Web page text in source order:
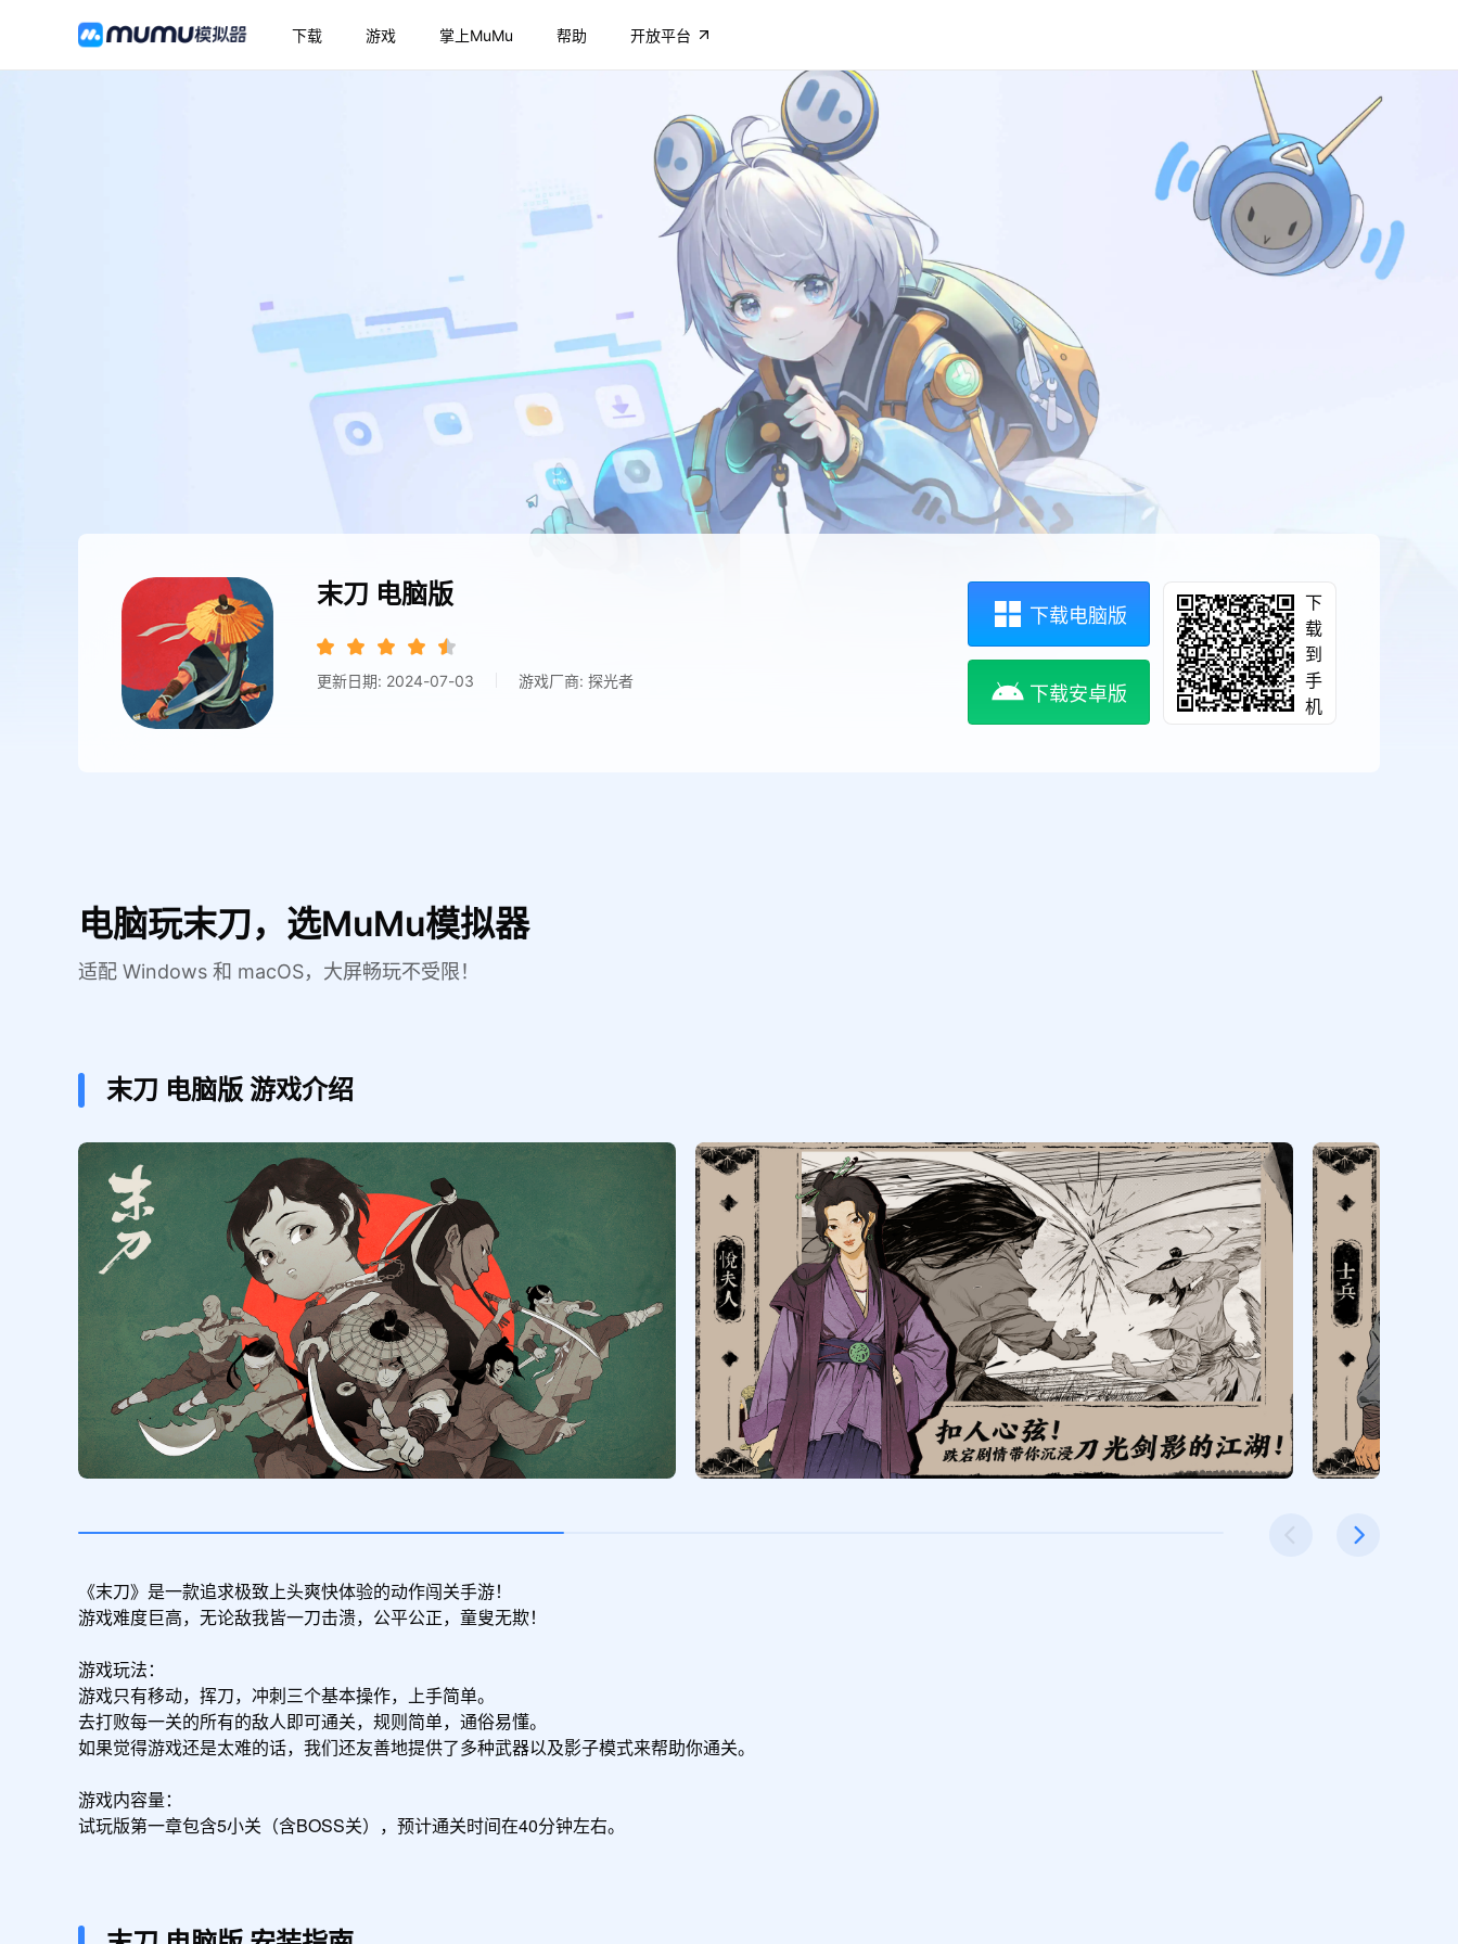
下载 游戏 掌上MuMu 帮助 开放平台
末刀 电脑版
更新日期: 2024-07-03 游戏厂商: 探光者
下载电脑版
下载安卓版
下
载
到
手
机
电脑玩末刀，选MuMu模拟器
适配 Windows 和 macOS，大屏畅玩不受限！
末刀 电脑版 游戏介绍
《末刀》是一款追求极致上头爽快体验的动作闯关手游！
游戏难度巨高，无论敌我皆一刀击溃，公平公正，童叟无欺！
游戏玩法：
游戏只有移动，挥刀，冲刺三个基本操作，上手简单。
去打败每一关的所有的敌人即可通关，规则简单，通俗易懂。
如果觉得游戏还是太难的话，我们还友善地提供了多种武器以及影子模式来帮助你通关。
游戏内容量：
试玩版第一章包含5小关（含BOSS关），预计通关时间在40分钟左右。